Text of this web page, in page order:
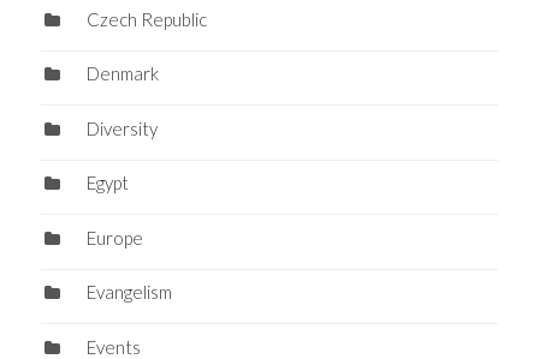
Czech Republic
Denmark
Diversity
Egypt
Europe
Evangelism
Events